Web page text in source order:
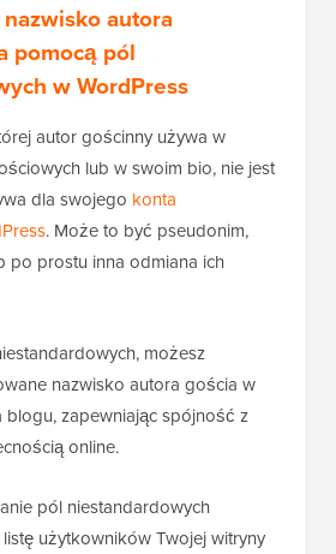
autora
pomocą pól
w WordPress
autor gościnny używa w
lub w swoim bio, nie jest
dla swojego konta
. Może to być pseudonim,
po prostu inna odmiana ich
możesz
nazwisko autora gościa w
blogu, zapewniając spójność z
online.
pól niestandardowych
użytkowników Twojej witryny